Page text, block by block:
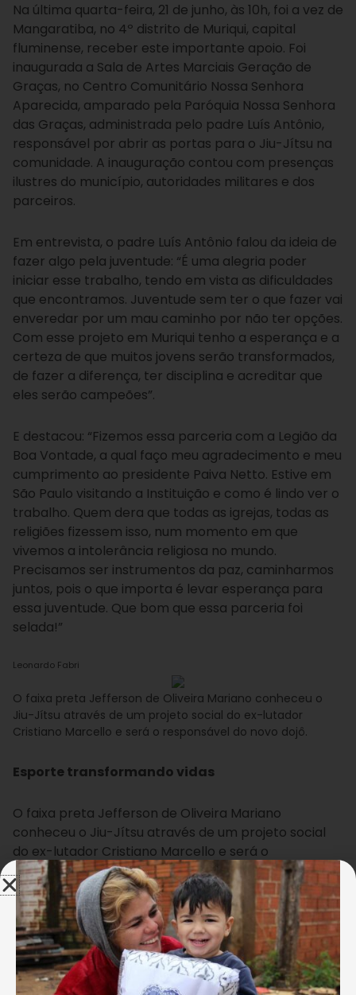
Na última quarta-feira, 21 de junho, às 10h, foi a vez de
Mangaratiba, no 4º distrito de Muriqui, capital
fluminense, receber este importante apoio. Foi
inaugurada a Sala de Artes Marciais Geração de
Graças, no Centro Comunitário Nossa Senhora
Aparecida, amparado pela Paróquia Nossa Senhora
das Graças, administrada pelo padre Luís Antônio,
responsável por abrir as portas para o Jiu-Jítsu na
comunidade. A inauguração contou com presenças
ilustres do município, autoridades militares e dos
parceiros.
Em entrevista, o padre Luís Antônio falou da ideia de
fazer algo pela juventude: “É uma alegria poder
iniciar esse trabalho, tendo em vista as dificuldades
que encontramos. Juventude sem ter o que fazer vai
enveredar por um mau caminho por não ter opções.
Com esse projeto em Muriqui tenho a esperança e a
certeza de que muitos jovens serão transformados,
de fazer a diferença, ter disciplina e acreditar que
eles serão campeões”.
E destacou: “Fizemos essa parceria com a Legião da
Boa Vontade, a qual faço meu agradecimento e meu
cumprimento ao presidente Paiva Netto. Estive em
São Paulo visitando a Instituição e como é lindo ver o
trabalho. Quem dera que todas as igrejas, todas as
religiões fizessem isso, num momento em que
vivemos a intolerância religiosa no mundo.
Precisamos ser instrumentos da paz, caminharmos
juntos, pois o que importa é levar esperança para
essa juventude. Que bom que essa parceria foi
selada!”
Leonardo Fabri
O faixa preta Jefferson de Oliveira Mariano conheceu o
Jiu-Jítsu através de um projeto social do ex-lutador
Cristiano Marcello e será o responsável do novo dojô.
Esporte transformando vidas
O faixa preta Jefferson de Oliveira Mariano
conheceu o Jiu-Jítsu através de um projeto social
do ex-lutador Cristiano Marcello e será o
responsável do novo dojô. Ele, que é a prova viva de
que o esporte transforma para melhor a vida das
pessoas, destaca a importância dessa parceria
solidária para a comunidade. “Primeiro, quero
agradecer a todos os parceiros. É muita felicidade
nesse momento da minha vida fazer parte desse
projeto muito importante, porque os jovens saem da